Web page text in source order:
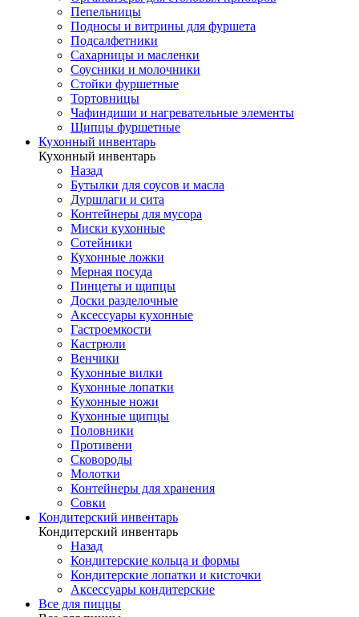
Пепельницы
Подносы и витрины для фуршета
Подсалфетники
Сахарницы и масленки
Соусники и молочники
Стойки фуршетные
Тортовницы
Чафиндиши и нагревательные элементы
Щипцы фуршетные
Кухонный инвентарь
Кухонный инвентарь
Назад
Бутылки для соусов и масла
Дуршлаги и сита
Контейнеры для мусора
Миски кухонные
Сотейники
Кухонные ложки
Мерная посуда
Пинцеты и щипцы
Доски разделочные
Аксессуары кухонные
Гастроемкости
Кастрюли
Венчики
Кухонные вилки
Кухонные лопатки
Кухонные ножи
Кухонные щипцы
Половники
Противени
Сковороды
Молотки
Контейнеры для хранения
Совки
Кондитерский инвентарь
Кондитерский инвентарь
Назад
Кондитерские кольца и формы
Кондитерские лопатки и кисточки
Аксессуары кондитерские
Все для пиццы